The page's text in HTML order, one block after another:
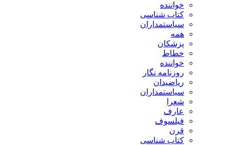
خواننده
کتاب شناسی
سیاستمداران
همه
پزشکان
خطاط
خواننده
روزنامه نگار
ریاضیدان
سیاستمداران
شعرا
عارف
فیلسوف
قرن
کتاب شناسی